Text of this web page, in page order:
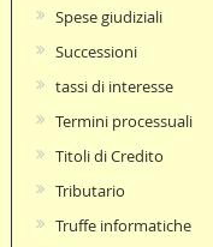
Spese giudiziali
Successioni
tassi di interesse
Termini processuali
Titoli di Credito
Tributario
Truffe informatiche